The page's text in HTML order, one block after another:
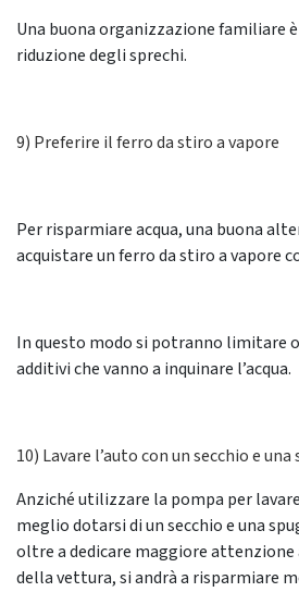
Una buona organizzazione familiare
riduzione degli sprechi.
9) Preferire il ferro da stiro a vapore
Per risparmiare acqua, una buona
acquistare un ferro da stiro a vapore
In questo modo si potranno limitare
additivi che vanno a inquinare l’acqua.
10) Lavare l’auto con un secchio e una
Anziché utilizzare la pompa per
meglio dotarsi di un secchio e una
oltre a dedicare maggiore
della vettura, si andrà a risparmiare